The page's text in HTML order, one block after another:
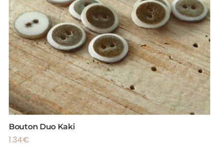
Bouton Duo Kaki
1.34€